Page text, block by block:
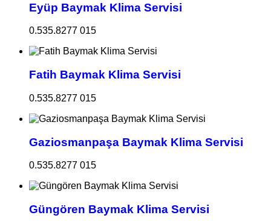
Eyüp Baymak Klima Servisi
0.535.8277 015
Fatih Baymak Klima Servisi
0.535.8277 015
Gaziosmanpaşa Baymak Klima Servisi
0.535.8277 015
Güngören Baymak Klima Servisi